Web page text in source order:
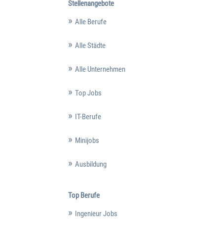
Stellenangebote
Alle Berufe
Alle Städte
Alle Unternehmen
Top Jobs
IT-Berufe
Minijobs
Ausbildung
Top Berufe
Ingenieur Jobs